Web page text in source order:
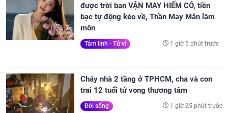
được trời ban VẬN MAY HIẾM CÓ, tiền
bạc tự động kéo về, Thần May Mắn lâm
môn
Tâm linh - Tử vi 1 giờ 5 phút trước
Cháy nhà 2 tầng ở TPHCM, cha và con
trai 12 tuổi tử vong thương tâm
Đời sống 1 giờ 25 phút trước